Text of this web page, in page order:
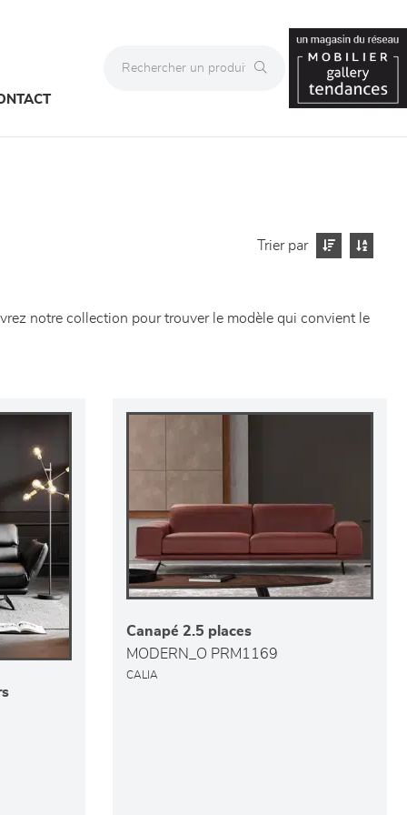
Trier par
notre collection pour trouver le modèle qui convient le
Canapé 2.5 places
MODERN_O PRM1169
CALIA